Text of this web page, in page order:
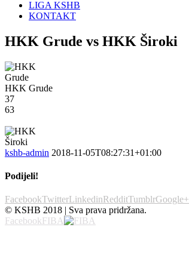
LIGA KSHB
KONTAKT
HKK Grude vs HKK Široki
HKK Grude
37
63
kshb-admin 2018-11-05T08:27:31+01:00
Podijeli!
FacebookTwitterLinkedinRedditTumblrGoogle+
© KSHB 2018 | Sva prava pridržana.
FacebookFIBA